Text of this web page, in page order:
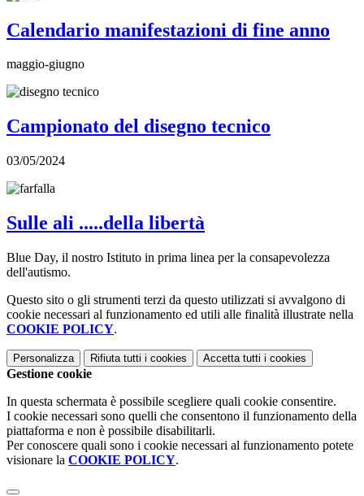
Calendario manifestazioni di fine anno
maggio-giugno
Campionato del disegno tecnico
03/05/2024
Sulle ali .....della libertà
Blue Day, il nostro Istituto in prima linea per la consapevolezza
dell'autismo.
Questo sito o gli strumenti terzi da questo utilizzati si avvalgono di
cookie necessari al funzionamento ed utili alle finalità illustrate nella
COOKIE POLICY.
Personalizza Rifiuta tutti i cookies Accetta tutti i cookies
Gestione cookie
In questa schermata è possibile scegliere quali cookie consentire.
I cookie necessari sono quelli che consentono il funzionamento della
piattaforma e non è possibile disabilitarli.
Per conoscere quali sono i cookie necessari al funzionamento potete
visionare la COOKIE POLICY.